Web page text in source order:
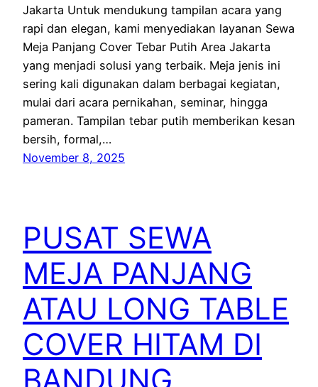
Jakarta Untuk mendukung tampilan acara yang
rapi dan elegan, kami menyediakan layanan Sewa
Meja Panjang Cover Tebar Putih Area Jakarta
yang menjadi solusi yang terbaik. Meja jenis ini
sering kali digunakan dalam berbagai kegiatan,
mulai dari acara pernikahan, seminar, hingga
pameran. Tampilan tebar putih memberikan kesan
bersih, formal,…
November 8, 2025
PUSAT SEWA
MEJA PANJANG
ATAU LONG TABLE
COVER HITAM DI
BANDUNG